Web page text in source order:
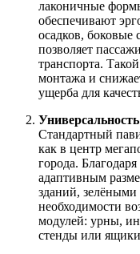
лаконичные
обеспечивают
осадков, боковые
позволяет
транспорта.
монтажа и
ущерба для
Стандартный
как в центр
города.
адаптивным
зданий,
необходимости
модулей: урны,
стенды или ящики